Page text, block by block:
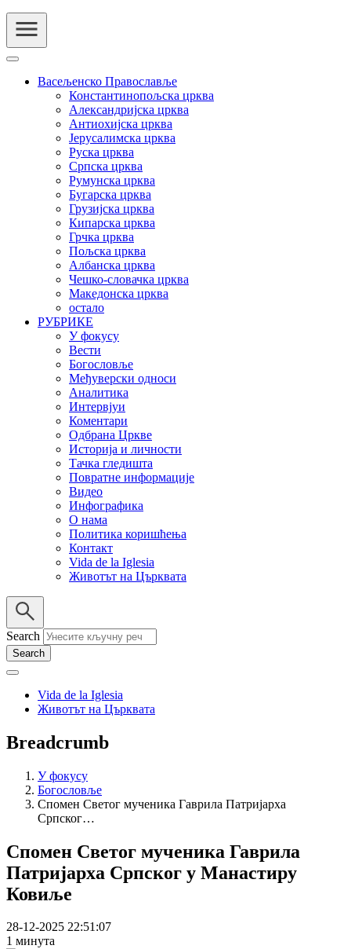
Васељенско Православље
Константинопољска црква
Александријска црква
Антиохијска црква
Јерусалимска црква
Руска црква
Српска црква
Румунска црква
Бугарска црква
Грузијска црква
Кипарска црква
Грчка црква
Пољска црква
Албанска црква
Чешко-словачка црква
Македонска црква
остало
РУБРИКЕ
У фокусу
Вести
Богословље
Међуверски односи
Аналитика
Интервјуи
Коментари
Одбрана Цркве
Историја и личности
Тачка гледишта
Повратне информације
Видео
Инфографика
О нама
Политика коришћења
Контакт
Vida de la Iglesia
Животът на Църквата
Search
Vida de la Iglesia
Животът на Църквата
Breadcrumb
У фокусу
Богословље
Спомен Светог мученика Гаврила Патријарха
Српског…
Спомен Светог мученика Гаврила
Патријарха Српског у Mанастиру
Ковиље
28-12-2025 22:51:07
1 минута